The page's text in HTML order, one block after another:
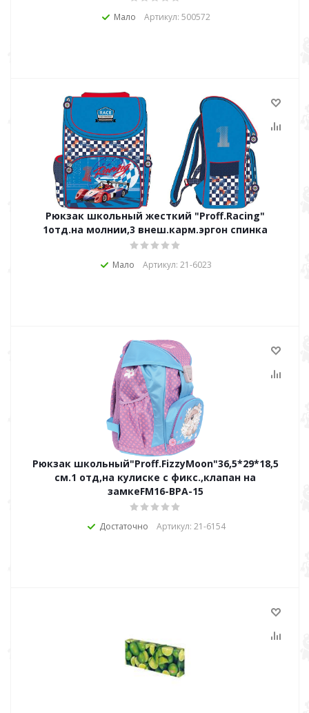
Мало Артикул: 500572
Рюкзак школьный жесткий "Proff.Racing"
1отд.на молнии,3 внеш.карм.эргон спинка
Мало Артикул: 21-6023
Рюкзак школьный"Proff.FizzyMoon"36,5*29*18,5
см.1 отд,на кулиске с фикс.,клапан на
замкеFM16-ВРА-15
Достаточно Артикул: 21-6154